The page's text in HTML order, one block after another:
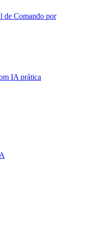
de Comando por
IA prática